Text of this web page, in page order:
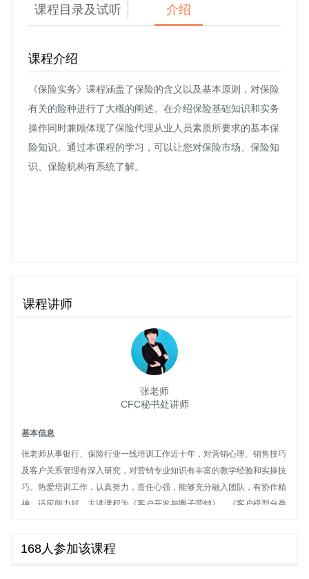
课程目录及试听 介绍
课程介绍
《保险实务》课程涵盖了保险的含义以及基本原则，对保险
有关的险种进行了大概的阐述。在介绍保险基础知识和实务
操作同时兼顾体现了保险代理从业人员素质所要求的基本保
险知识。通过本课程的学习，可以让您对保险市场、保险知
识、保险机构有系统了解。
课程讲师
张老师
CFC秘书处讲师
基本信息
张老师从事银行、保险行业一线培训工作近十年，对营销心理、销售技巧
及客户关系管理有深入研究，对营销专业知识有丰富的教学经验和实操技
巧。热爱培训工作，认真努力，责任心强，能够充分融入团队，有协作精
神，适应能力好。主讲课程为《客户开发与圈子营销》、《客户模型分类
险等金融机构授课，深受学员好评。
168人参加该课程